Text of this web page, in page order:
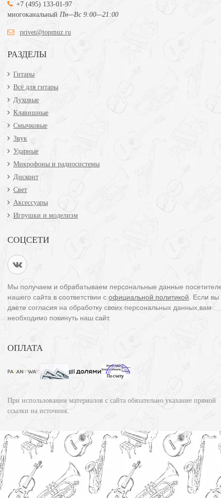
+7 (495) 133-01-97
многоканальный Пн—Вс 9:00—21:00
privet@topmuz.ru
РАЗДЕЛЫ
Гитары
Всё для гитары
Духовые
Клавишные
Смычковые
Звук
Ударные
Микрофоны и радиосистемы
Дисконт
Свет
Аксессуары
Игрушки и моделизм
СОЦСЕТИ
Мы получаем и обрабатываем персональные данные
нашего сайта в соответствии с официальной политикой . Если
даете согласия на обработку своих персональных данных,вам
необходимо покинуть наш сайт.
ОПЛАТА
При использовании материалов с сайта обязательно указание прямой
ссылки на источник.